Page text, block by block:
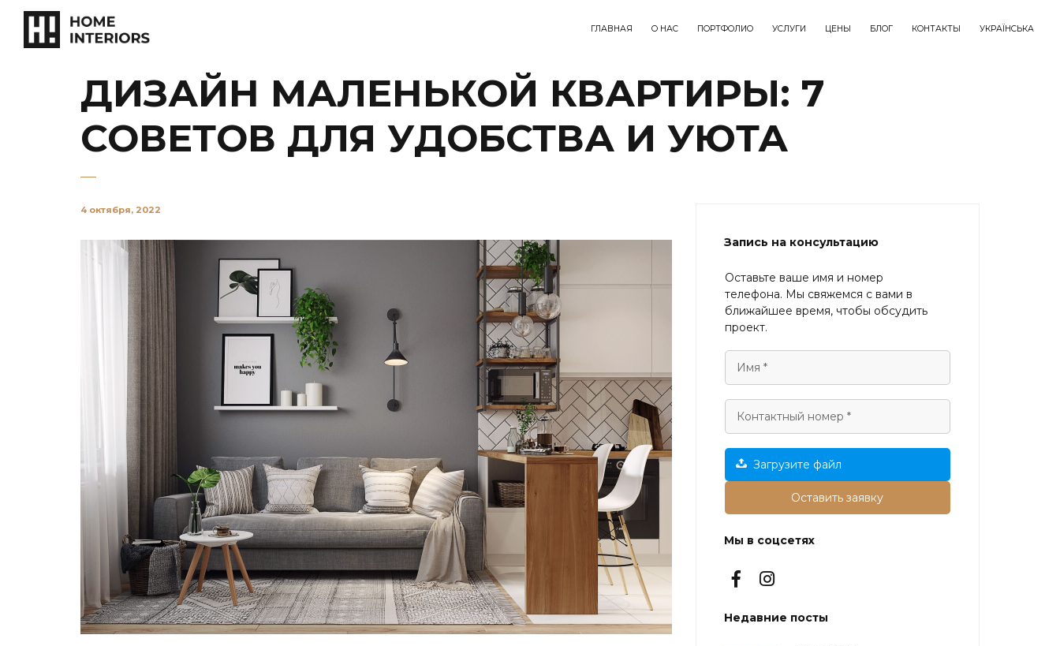
ГЛАВНАЯ О НАС ПОРТФОЛИО УСЛУГИ ЦЕНЫ БЛОГ КОНТАКТЫ УКРАЇНСЬКА
ДИЗАЙН МАЛЕНЬКОЙ КВАРТИРЫ: 7
СОВЕТОВ ДЛЯ УДОБСТВА И УЮТА
4 октября, 2022
Запись на консультацию
Оставьте ваше имя и номер
телефона. Мы свяжемся с вами в
ближайшее время, чтобы обсудить
проект.
Загрузите файл
Оставить заявку
Мы в соцсетях
Недавние посты